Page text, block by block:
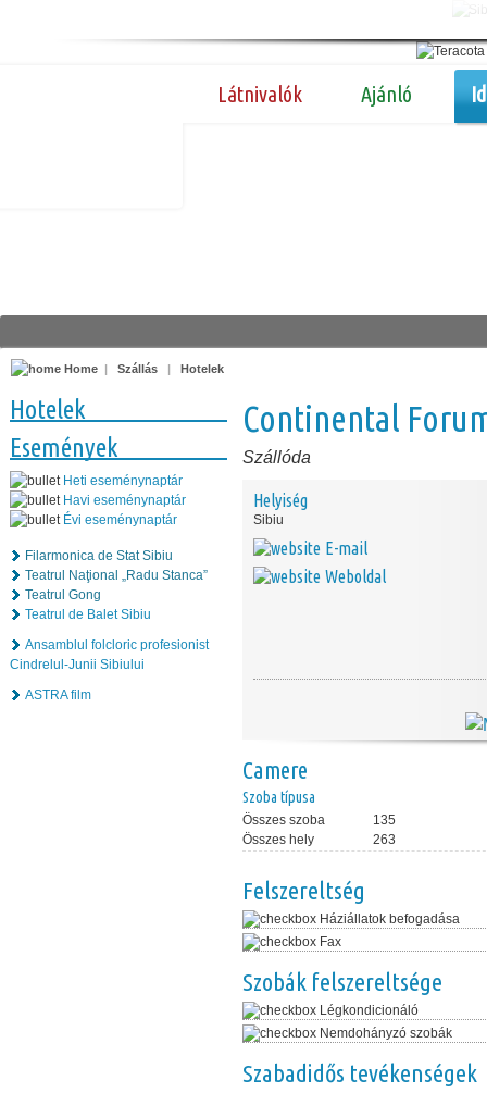
Látnivalók Ajánló
Home | Szállás | Hotelek
Hotelek
Események
Heti eseménynaptár
Havi eseménynaptár
Évi eseménynaptár
Filarmonica de Stat Sibiu
Teatrul Naţional „Radu Stanca”
Teatrul Gong
Teatrul de Balet Sibiu
Ansamblul folcloric profesionist
Cindrelul-Junii Sibiului
ASTRA film
Continental
Szállóda
Helyiség
Sibiu
E-mail
Weboldal
Camere
Szoba típusa
Összes szoba
135
Összes hely
263
Felszereltség
Háziállatok befogadása
Fax
Szobák felszereltsége
Légkondicionáló
Nemdohányzó szobák
Szabadidős tevékenségek